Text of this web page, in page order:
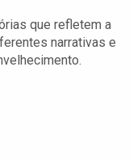
que refletem a
narrativas e